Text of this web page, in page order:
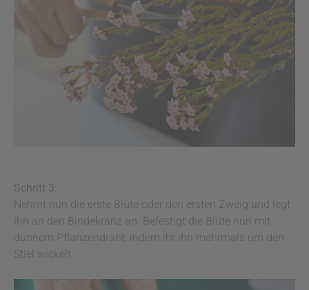
Schritt 3:
Nehmt nun die erste Blüte oder den ersten Zweig und legt
ihn an den Bindekranz an. Befestigt die Blüte nun mit
dünnem Pflanzendraht, indem ihr ihn mehrmals um den
Stiel wickelt.